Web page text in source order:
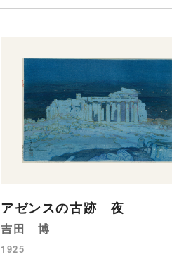
アゼンスの古跡 夜
吉田 博
1925